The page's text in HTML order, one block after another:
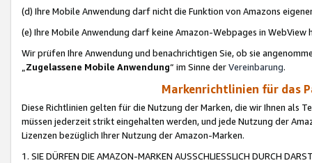
(d) Ihre Mobile Anwendung darf nicht die Funktion von Amazons
(e) Ihre Mobile Anwendung darf keine Amazon-Webpages in WebView
Wir prüfen Ihre Anwendung und benachrichtigen Sie, ob sie
„Zugelassene Mobile Anwendung“ im Sinne derVereinbarung.
Markenrichtlinien für das
Diese Richtlinien gelten für die Nutzung der Marken, die wir Ihnen als
müssen jederzeit strikt eingehalten werden, und jede Nutzung der
Lizenzen bezüglich Ihrer Nutzung der Amazon-Marken.
1. SIE DÜRFEN DIE AMAZON-MARKEN AUSSCHLIESSLICH DURCH